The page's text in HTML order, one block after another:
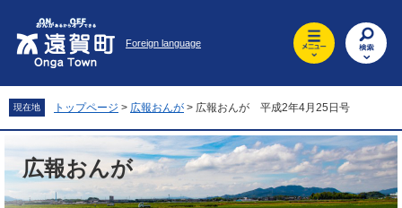
先
頭
を
飛
文
Foreign language
現在地 トップページ > 広報おんが > 広報おんが 平成2年4月25日号
広報おんが